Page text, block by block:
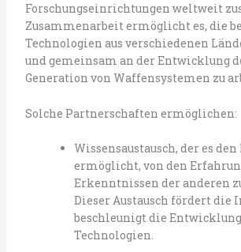
Forschungseinrichtungen weltweit
Zusammenarbeit ermöglicht es, die
Technologien aus verschiedenen
und gemeinsam an der Entwicklung
Generation von Waffensystemen zu
Solche Partnerschaften ermöglichen:
Wissensaustausch, der es
ermöglicht, von den
Erkenntnissen der anderen
Dieser Austausch fördert die
beschleunigt die
Technologien.